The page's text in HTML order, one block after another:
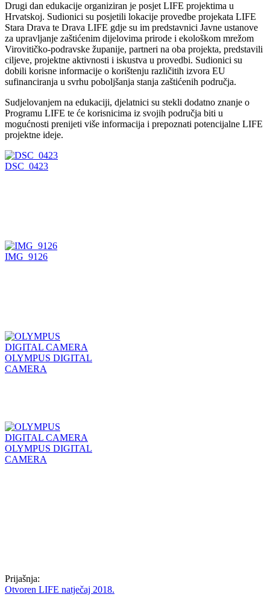
Drugi dan edukacije organiziran je posjet LIFE projektima u
Hrvatskoj. Sudionici su posjetili lokacije provedbe projekata LIFE
Stara Drava te Drava LIFE gdje su im predstavnici Javne ustanove
za upravljanje zaštićenim dijelovima prirode i ekološkom mrežom
Virovitičko-podravske županije, partneri na oba projekta, predstavili
ciljeve, projektne aktivnosti i iskustva u provedbi. Sudionici su
dobili korisne informacije o korištenju različitih izvora EU
sufinanciranja u svrhu poboljšanja stanja zaštićenih područja.
Sudjelovanjem na edukaciji, djelatnici su stekli dodatno znanje o
Programu LIFE te će korisnicima iz svojih područja biti u
mogućnosti prenijeti više informacija i prepoznati potencijalne LIFE
projektne ideje.
DSC_0423
IMG_9126
OLYMPUS DIGITAL
CAMERA
OLYMPUS DIGITAL
CAMERA
Prijašnja:
Otvoren LIFE natječaj 2018.